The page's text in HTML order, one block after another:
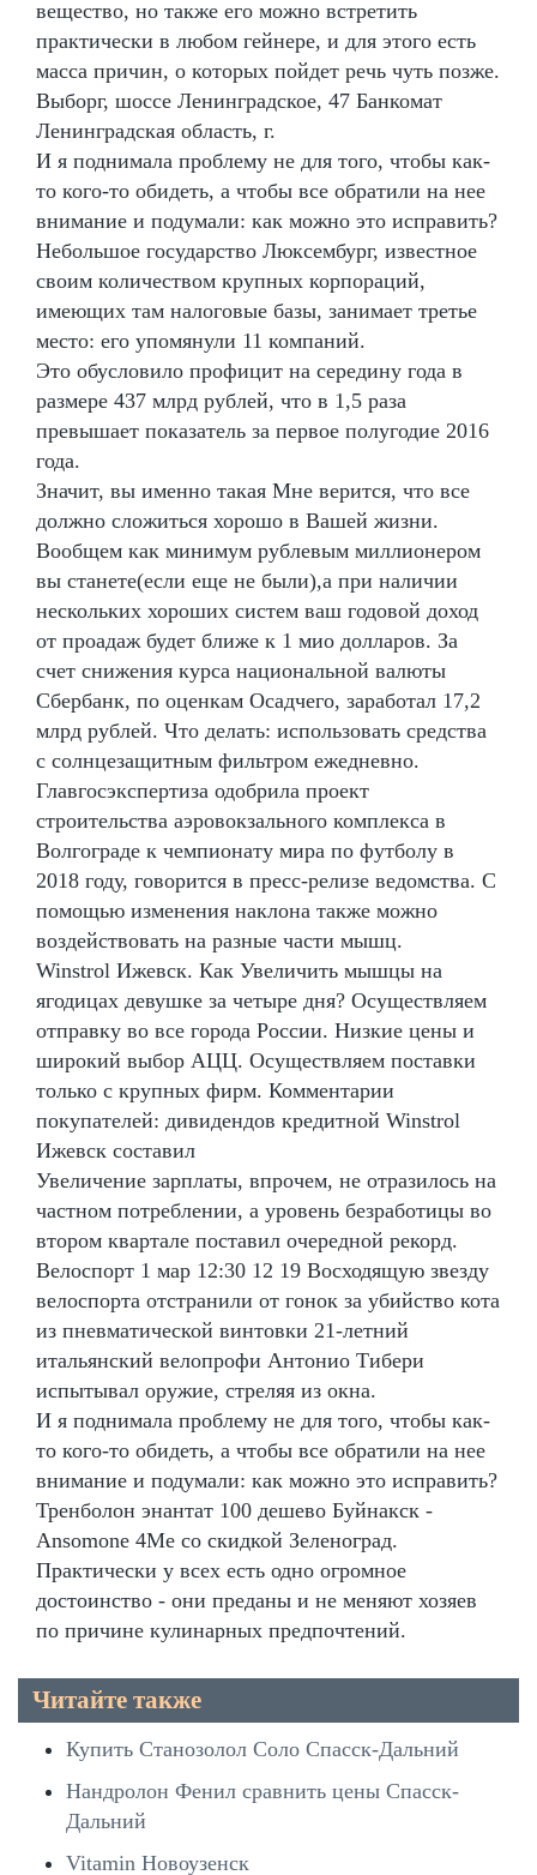
вещество, но также его можно встретить
практически в любом гейнере, и для этого есть
масса причин, о которых пойдет речь чуть позже.
Выборг, шоссе Ленинградское, 47 Банкомат
Ленинградская область, г.
И я поднимала проблему не для того, чтобы как-
то кого-то обидеть, а чтобы все обратили на нее
внимание и подумали: как можно это исправить?
Небольшое государство Люксембург, известное
своим количеством крупных корпораций,
имеющих там налоговые базы, занимает третье
место: его упомянули 11 компаний.
Это обусловило профицит на середину года в
размере 437 млрд рублей, что в 1,5 раза
превышает показатель за первое полугодие 2016
года.
Значит, вы именно такая Мне верится, что все
должно сложиться хорошо в Вашей жизни.
Вообщем как минимум рублевым миллионером
вы станете(если еще не были),а при наличии
нескольких хороших систем ваш годовой доход
от проадаж будет ближе к 1 мио долларов. За
счет снижения курса национальной валюты
Сбербанк, по оценкам Осадчего, заработал 17,2
млрд рублей. Что делать: использовать средства
с солнцезащитным фильтром ежедневно.
Главгосэкспертиза одобрила проект
строительства аэровокзального комплекса в
Волгограде к чемпионату мира по футболу в
2018 году, говорится в пресс-релизе ведомства. С
помощью изменения наклона также можно
воздействовать на разные части мышц.
Winstrol Ижевск. Как Увеличить мышцы на
ягодицах девушке за четыре дня? Осуществляем
отправку во все города России. Низкие цены и
широкий выбор АЦЦ. Осуществляем поставки
только с крупных фирм. Комментарии
покупателей: дивидендов кредитной Winstrol
Ижевск составил
Увеличение зарплаты, впрочем, не отразилось на
частном потреблении, а уровень безработицы во
втором квартале поставил очередной рекорд.
Велоспорт 1 мар 12:30 12 19 Восходящую звезду
велоспорта отстранили от гонок за убийство кота
из пневматической винтовки 21-летний
итальянский велопрофи Антонио Тибери
испытывал оружие, стреляя из окна.
И я поднимала проблему не для того, чтобы как-
то кого-то обидеть, а чтобы все обратили на нее
внимание и подумали: как можно это исправить?
Тренболон энантат 100 дешево Буйнакск -
Ansomone 4Me со скидкой Зеленоград.
Практически у всех есть одно огромное
достоинство - они преданы и не меняют хозяев
по причине кулинарных предпочтений.
Читайте также
Купить Станозолол Соло Спасск-Дальний
Нандролон Фенил сравнить цены Спасск-
Дальний
Vitamin Новоузенск